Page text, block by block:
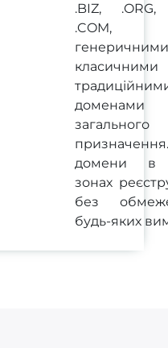
.BIZ, .ORG,
.COM,
доменами
загального
домени в
зонах
без
будь-яких